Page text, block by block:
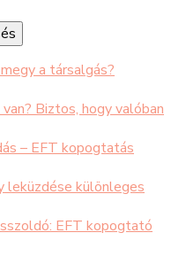
a társalgás?
Biztos, hogy valóban
– EFT kopogtatás
leküzdése különleges
EFT kopogtató